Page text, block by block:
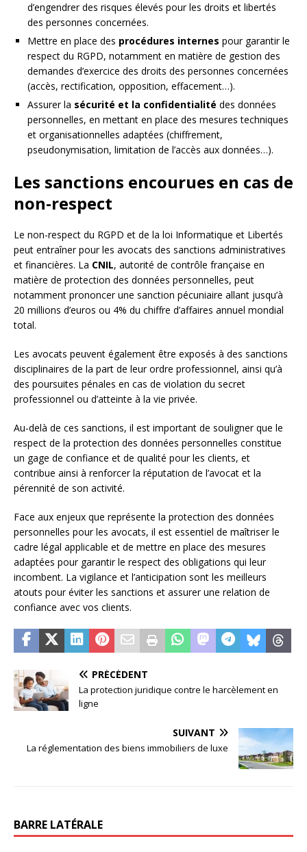
d’engendrer des risques élevés pour les droits et libertés
des personnes concernées.
Mettre en place des procédures internes pour garantir le
respect du RGPD, notamment en matière de gestion des
demandes d’exercice des droits des personnes concernées
(accès, rectification, opposition, effacement…).
Assurer la sécurité et la confidentialité des données
personnelles, en mettant en place des mesures techniques
et organisationnelles adaptées (chiffrement,
pseudonymisation, limitation de l’accès aux données…).
Les sanctions encourues en cas de
non-respect
Le non-respect du RGPD et de la loi Informatique et Libertés
peut entraîner pour les avocats des sanctions administratives
et financières. La CNIL, autorité de contrôle française en
matière de protection des données personnelles, peut
notamment prononcer une sanction pécuniaire allant jusqu’à
20 millions d’euros ou 4% du chiffre d’affaires annuel mondial
total.
Les avocats peuvent également être exposés à des sanctions
disciplinaires de la part de leur ordre professionnel, ainsi qu’à
des poursuites pénales en cas de violation du secret
professionnel ou d’atteinte à la vie privée.
Au-delà de ces sanctions, il est important de souligner que le
respect de la protection des données personnelles constitue
un gage de confiance et de qualité pour les clients, et
contribue ainsi à renforcer la réputation de l’avocat et la
pérennité de son activité.
Face aux enjeux que représente la protection des données
personnelles pour les avocats, il est essentiel de maîtriser le
cadre légal applicable et de mettre en place des mesures
adaptées pour garantir le respect des obligations qui leur
incombent. La vigilance et l’anticipation sont les meilleurs
atouts pour éviter les sanctions et assurer une relation de
confiance avec vos clients.
PRÉCÉDENT
La protection juridique contre le harcèlement en
ligne
SUIVANT
La réglementation des biens immobiliers de luxe
BARRE LATÉRALE